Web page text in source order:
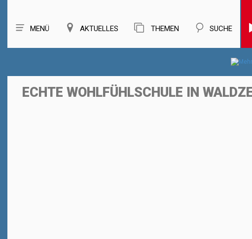
MENÜ AKTUELLES THEMEN SUCHE
ECHTE WOHLFÜHLSCHULE IN